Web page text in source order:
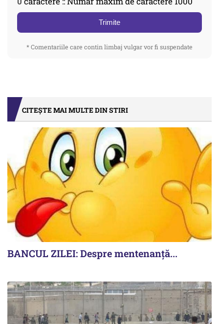
Trimite
* Comentariile care contin limbaj vulgar vor fi suspendate
CITEȘTE MAI MULTE DIN STIRI
BANCUL ZILEI: Despre mentenanță...